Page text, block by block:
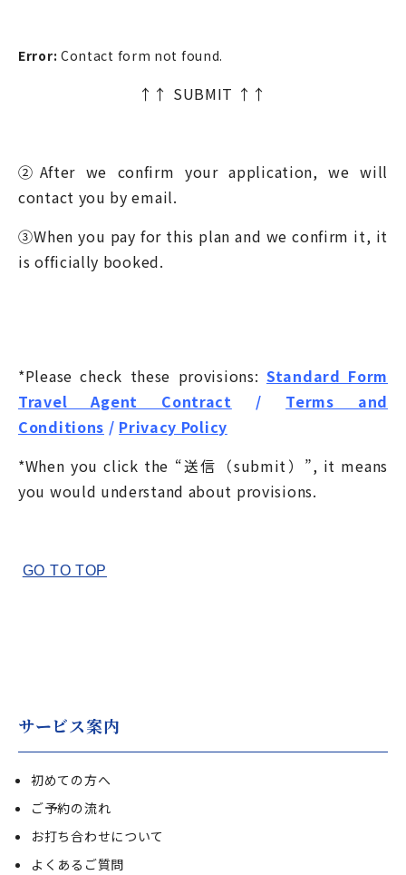
Error: Contact form not found.
↑↑ SUBMIT ↑↑
②After we confirm your application, we will
contact you by email.
③When you pay for this plan and we confirm it, it
is officially booked.
*Please check these provisions: Standard Form
Travel Agent Contract /
Terms and
Conditions / Privacy Policy
*When you click the “送信（submit）”, it means
you would understand about provisions.
GO TO TOP
サービス案内
初めての方へ
ご予約の流れ
お打ち合わせについて
よくあるご質問